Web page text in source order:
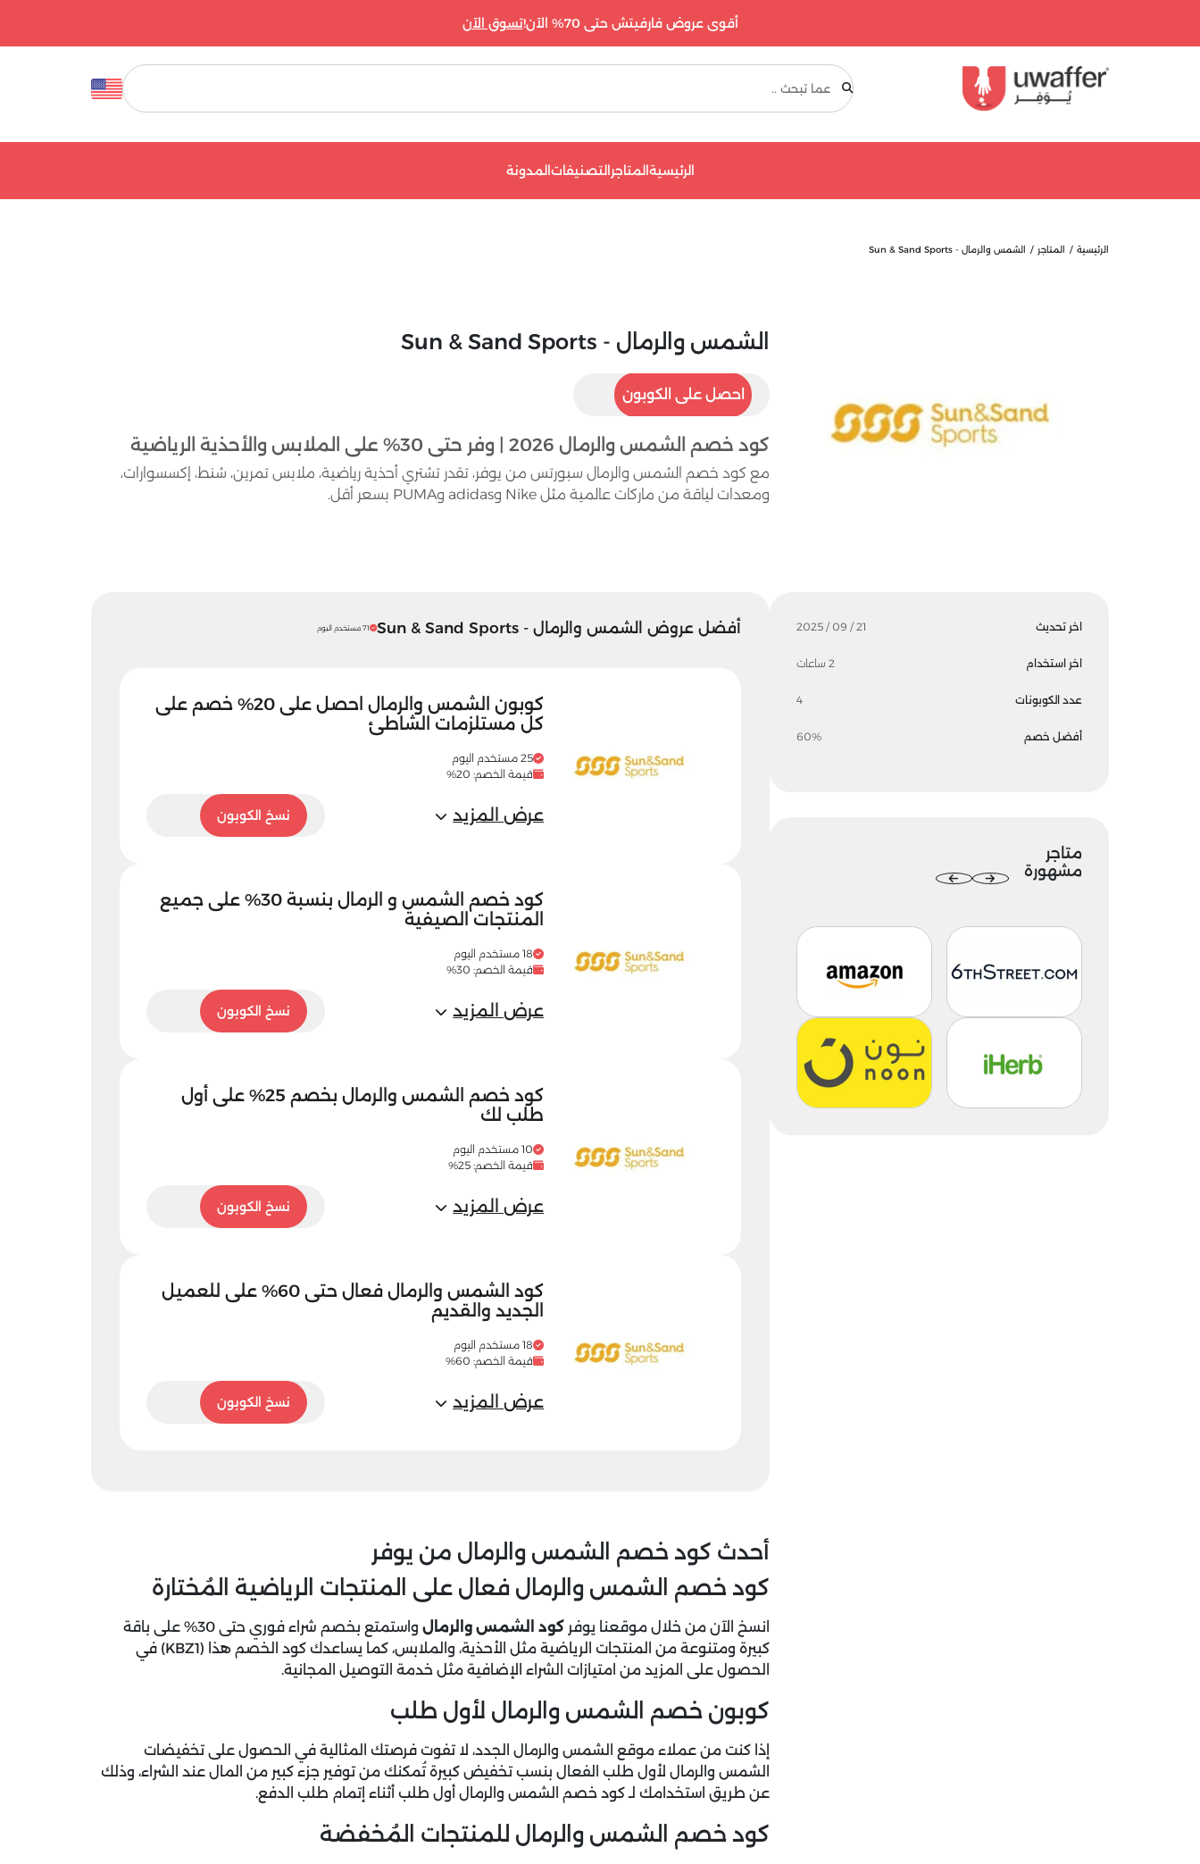
أقوى عروض فارفيتش حتى 70% الآن! تسوق الآن
بحث
الرئيسيةالمتاجرالتصنيفاتالمدونة
الرئيسية المتاجر الشمس والرمال - Sun & Sand Sports
الشمس والرمال - Sun & Sand Sports
KBZ1
احصل على الكوبون
كود خصم الشمس والرمال 2026 | وفر حتى 30% على الملابس والأحذية الرياضية
مع كود خصم الشمس والرمال سبورتس من يوفر، تقدر تشتري أحذية رياضية، ملابس تمرين، شنط، إكسسوارات،
ومعدات لياقة من ماركات عالمية مثل Nike وadidas وPUMA بسعر أقل.
اخر تحديث 21 / 09 / 2025
اخر استخدام 2 ساعات
عدد الكوبونات 4
أفضل خصم 60%
متاجر
مشهورة
أفضل عروض الشمس والرمال - Sun & Sand Sports 71 مستخدم اليوم
كوبون الشمس والرمال احصل على 20% خصم على
كل مستلزمات الشاطئ
25 مستخدم اليوم
قيمة الخصم: 20%
عرض المزيد KBZ1
نسخ الكوبون
كود خصم الشمس و الرمال بنسبة 30% على جميع
المنتجات الصيفية
18 مستخدم اليوم
قيمة الخصم: 30%
عرض المزيد KBZ1
نسخ الكوبون
كود خصم الشمس والرمال بخصم 25% على أول
طلب لك
10 مستخدم اليوم
قيمة الخصم: 25%
عرض المزيد KBZ1
نسخ الكوبون
كود الشمس والرمال فعال حتى 60% على للعميل
الجديد والقديم
18 مستخدم اليوم
قيمة الخصم: 60%
عرض المزيد KBZ1
نسخ الكوبون
أحدث كود خصم الشمس والرمال من يوفر
كود خصم الشمس والرمال فعال على المنتجات الرياضية المُختارة
انسخ الآن من خلال موقعنا يوفر كود الشمس والرمال
واستمتع بخصم شراء فوري حتى 30% على باقة
كبيرة ومتنوعة من المنتجات الرياضية مثل الأحذية، والملابس، كما يساعدك كود الخصم هذا (KBZ1) في
الحصول على المزيد من امتيازات الشراء الإضافية مثل خدمة التوصيل المجانية.
كوبون خصم الشمس والرمال لأول طلب
إذا كنت من عملاء موقع الشمس والرمال الجدد، لا تفوت فرصتك المثالية في الحصول على تخفيضات
الشمس والرمال لأول طلب الفعال بنسب تخفيض كبيرة تُمكنك من توفير جزء كبير من المال عند الشراء، وذلك
عن طريق استخدامك لـ كود خصم الشمس والرمال أول طلب أثناء إتمام طلب الدفع.
كود خصم الشمس والرمال للمنتجات المُخفضة